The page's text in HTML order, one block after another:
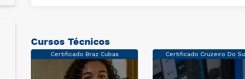
Cursos Técnicos
Certificado Braz Cubas
Certificado Cruzeiro Do